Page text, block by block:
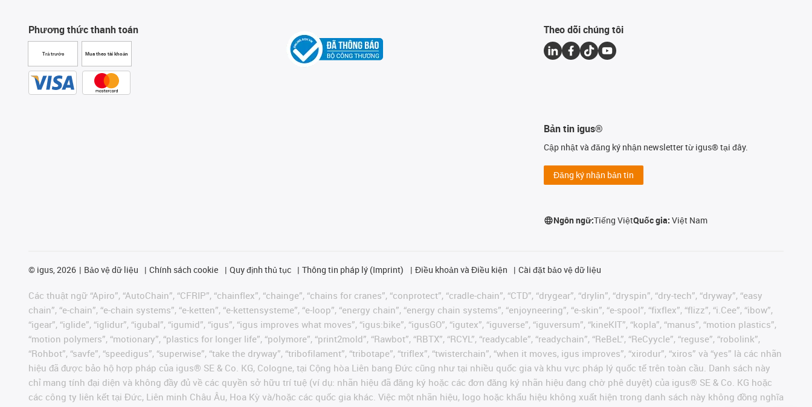
Phương thức thanh toán
Trả trước Mua theo tài khoản
Theo dõi chúng tôi
Bản tin igus®
Cập nhật và đăng ký nhận newsletter từ igus® tại đây.
Đăng ký nhận bản tin
Ngôn ngữ:Tiếng ViệtQuốc gia:Việt Nam
© igus, 2026 Bảo vệ dữ liệu Chính sách cookie Quy định thủ tục Thông tin pháp lý (Imprint) Điều khoản và Điều kiện Cài đặt bảo vệ dữ liệu
Các thuật ngữ “Apiro”, “AutoChain”, “CFRIP”, “chainflex”, “chainge”, “chains for cranes”, “conprotect”, “cradle-chain”, “CTD”, “drygear”, “drylin”, “dryspin”, “dry-tech”, “dryway”, “easy
chain”, “e-chain”, “e-chain systems”, “e-ketten”, “e-kettensysteme”, “e-loop”, “energy chain”, “energy chain systems”, “enjoyneering”, “e-skin”, “e-spool”, “fixflex”, “flizz”, “i.Cee”, “ibow”,
“igear”, “iglide”, “iglidur”, “igubal”, “igumid”, “igus”, “igus improves what moves”, “igus:bike”, “igusGO”, “igutex”, “iguverse”, “iguversum”, “kineKIT”, “kopla”, “manus”, “motion plastics”,
“motion polymers”, “motionary”, “plastics for longer life”, “polymore”, “print2mold”, “Rawbot”, “RBTX”, “RCYL”, “readycable”, “readychain”, “ReBeL”, “ReCyycle”, “reguse”, “robolink”,
“Rohbot”, “savfe”, “speedigus”, “superwise”, “take the dryway”, “tribofilament”, “tribotape”, “triflex”, “twisterchain”, “when it moves, igus improves”, “xirodur”, “xiros” và “yes” là các nhãn
hiệu đã được bảo hộ hợp pháp của igus® SE & Co. KG, Cologne, tại Cộng hòa Liên bang Đức cũng như tại nhiều quốc gia và khu vực pháp lý quốc tế trên toàn cầu. Danh sách này
chỉ mang tính đại diện và không đầy đủ về các quyền sở hữu trí tuệ (ví dụ: nhãn hiệu đã đăng ký hoặc các đơn đăng ký nhãn hiệu đang chờ phê duyệt) của igus® SE & Co. KG hoặc
các công ty liên kết tại Đức, Liên minh Châu Âu, Hoa Kỳ và/hoặc các quốc gia khác. Việc một nhãn hiệu, logo hoặc khẩu hiệu không xuất hiện trong danh sách này không đồng nghĩa